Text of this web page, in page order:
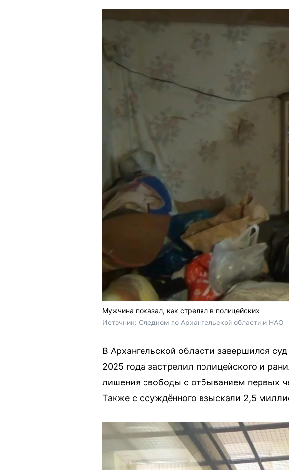
Мужчина показал, как стрелял в полицейских
Источник: Следком по Архангельской области и НАО
В Архангельской области завершился
2025 года застрелил полицейского и
лишения свободы с отбыванием первых
Также с осуждённого взыскали 2,5